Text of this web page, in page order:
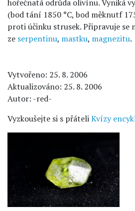
hořečnatá odrůda olivínu. Vyniká
(bod tání 1850 °C, bod měknutf
proti účinku strusek. Připravuje se
ze serpentinu, mastku, magnezitu.
Vytvořeno: 25. 8. 2006
Aktualizováno: 25. 8. 2006
Autor: -red-
Vyzkoušejte si s přáteliKvízy